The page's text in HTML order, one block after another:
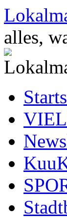
Zum
Inhalt
springen
alles,